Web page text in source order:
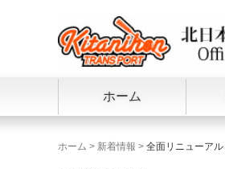
ホーム
ホーム > 新着情報 > 全面リニューアル